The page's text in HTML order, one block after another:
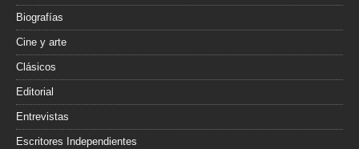
Biografías
Cine y arte
Clásicos
Editorial
Entrevistas
Escritores Independientes